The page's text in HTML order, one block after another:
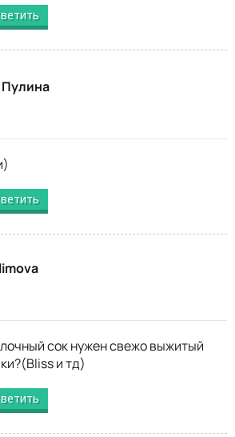
сок нужен свежо выжитый
и тд)